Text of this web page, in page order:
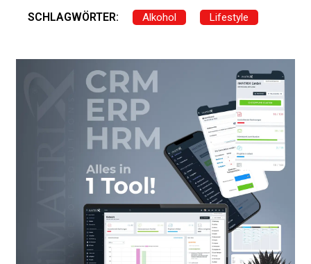
SCHLAGWÖRTER: Alkohol Lifestyle